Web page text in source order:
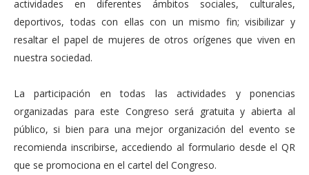
actividades en diferentes ámbitos sociales, culturales,
deportivos, todas con ellas con un mismo fin; visibilizar y
resaltar el papel de mujeres de otros orígenes que viven en
nuestra sociedad.
La participación en todas las actividades y ponencias
organizadas para este Congreso será gratuita y abierta al
público, si bien para una mejor organización del evento se
recomienda inscribirse, accediendo al formulario desde el QR
que se promociona en el cartel del Congreso.